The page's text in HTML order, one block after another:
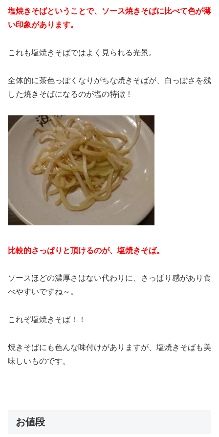
塩焼きそばということで、ソース焼きそばに比べて色が薄
い印象があります。
これも塩焼きそばではよく見られる光景。
全体的に茶色っぽくなりがちな焼きそばが、白っぽさを残
した焼きそばになるのが塩の特徴！
比較的さっぱりと頂けるのが、塩焼きそば。
ソースほどの濃厚さはない代わりに、さっぱり感があり食
べやすいですね～。
これぞ塩焼きそば！！
焼きそばにも色んな味付けがありますが、塩焼きそばも美
味しいものです。
お値段